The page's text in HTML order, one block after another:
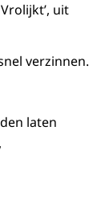
uit
verzinnen.
laten